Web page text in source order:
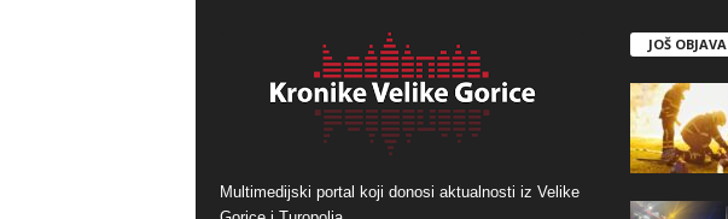
Multimedijski portal koji donosi aktualnosti iz Velike
JOŠ OBJAVA